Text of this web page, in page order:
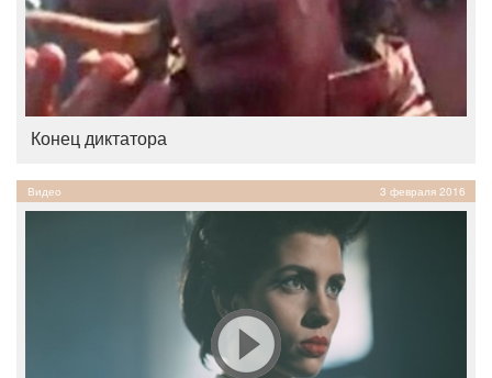
Конец диктатора
Видео 3 февраля 2016